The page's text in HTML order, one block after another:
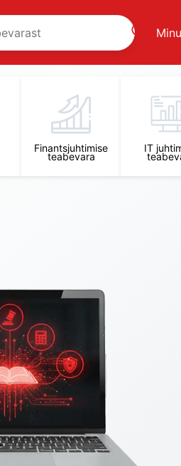
Finantsjuhtimise
teabevara
IT